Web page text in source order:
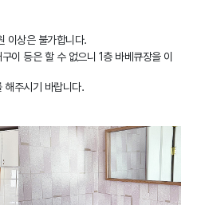
이상은 불가합니다.
이 등은 할 수 없으니 1층 바베큐장을 이
해주시기 바랍니다.